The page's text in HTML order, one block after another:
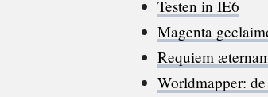
Testen in IE6
Magenta
Requiem
Worldmapper: